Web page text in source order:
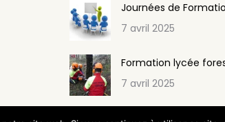
Journées de
7 avril 2025
Formation lycée
7 avril 2025